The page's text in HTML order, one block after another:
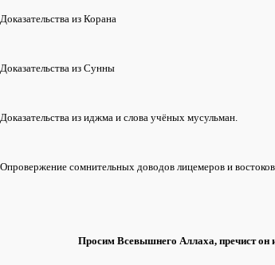
из Корана
из Сунны
из иджма и слова учёных мусульман.
сомнительных доводов лицемеров и
Просим Всевышнего Аллаха, пречист он